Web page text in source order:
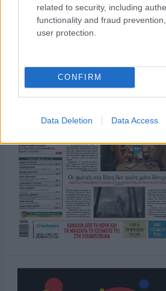
related to security, including
functionality and fraud
user protection.
CONFIRM
Data Deletion Data Access